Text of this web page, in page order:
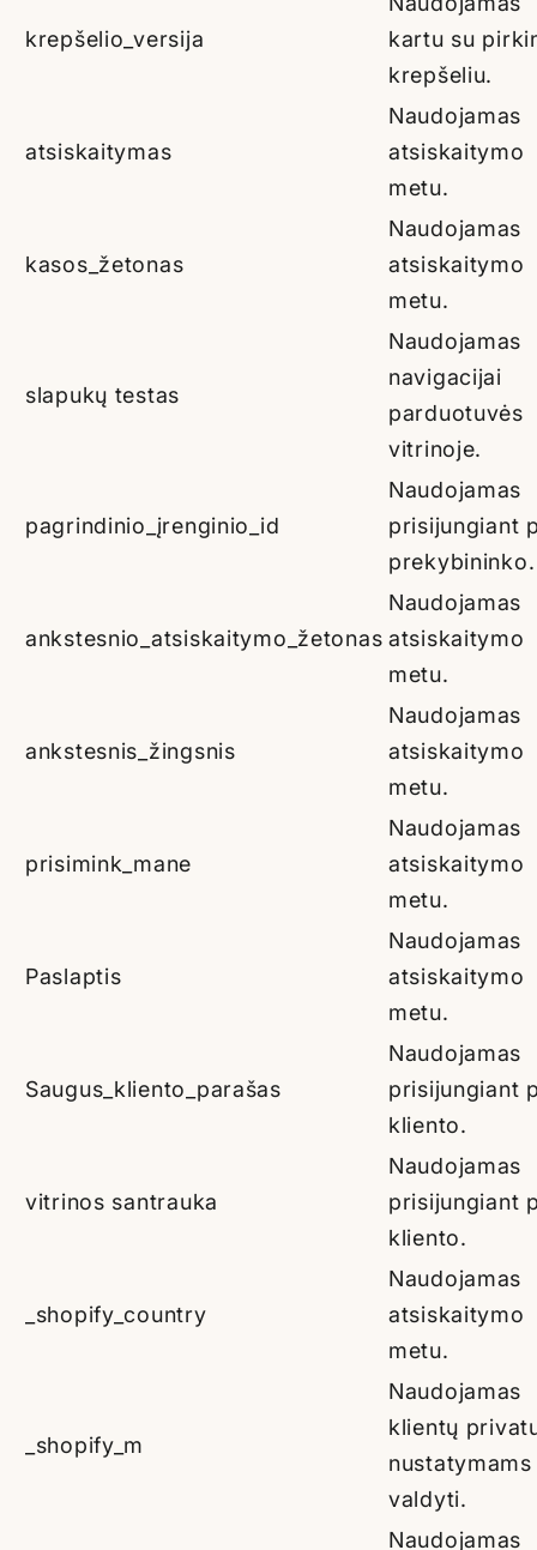
krepšelio_versija
kartu su
krepšeliu.
atsiskaitymas
Naudojamas
atsiskaitymo
metu.
kasos_žetonas
Naudojamas
atsiskaitymo
metu.
slapukų testas
Naudojamas
navigacijai
parduotuvės
vitrinoje.
pagrindinio_įrenginio_id
Naudojamas
prisijungiant
prekybininko.
ankstesnio_atsiskaitymo_žetonas
Naudojamas
atsiskaitymo
metu.
ankstesnis_žingsnis
Naudojamas
atsiskaitymo
metu.
prisimink_mane
Naudojamas
atsiskaitymo
metu.
Paslaptis
Naudojamas
atsiskaitymo
metu.
Saugus_kliento_parašas
Naudojamas
prisijungiant
kliento.
vitrinos santrauka
Naudojamas
prisijungiant
kliento.
_shopify_country
Naudojamas
atsiskaitymo
metu.
_shopify_m
Naudojamas
klientų
nustatymams
valdyti.
Naudojamas